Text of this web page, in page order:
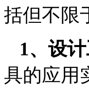
括但不限
1、设
具的应用